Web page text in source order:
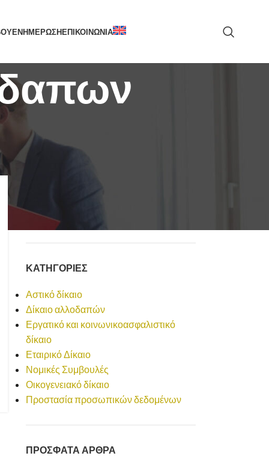
ΕΝΗΜΕΡΩΣΗΕΠΙΚΟΙΝΩΝΙΑ
ΚΑΤΗΓΟΡΙΕΣ
Αστικό δίκαιο
Δίκαιο αλλοδαπών
Εργατικό και κοινωνικοασφαλιστικό
δίκαιο
Εταιρικό Δίκαιο
Νομικές Συμβουλές
Οικογενειακό δίκαιο
Προστασία προσωπικών δεδομένων
ΠΡΟΣΦΑΤΑ ΑΡΘΡΑ